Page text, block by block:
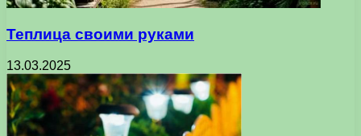
Теплица своими руками
13.03.2025